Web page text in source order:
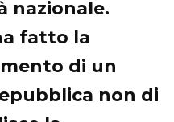
nazionale.
fatto la
di un
non di